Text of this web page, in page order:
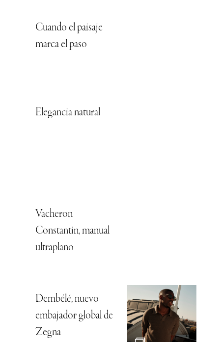
Cuando el paisaje
marca el paso
Elegancia natural
Vacheron
Constantin, manual
ultraplano
Dembélé, nuevo
embajador global de
Zegna